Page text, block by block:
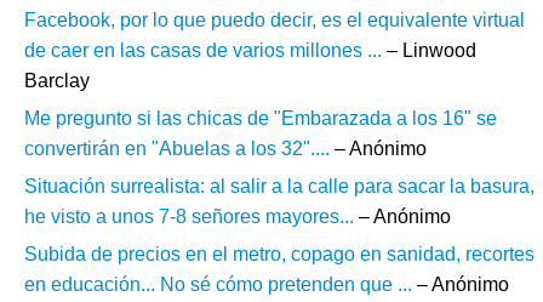
Facebook, por lo que puedo decir, es el equivalente virtual
de caer en las casas de varios millones ... – Linwood
Barclay
Me pregunto si las chicas de "Embarazada a los 16" se
convertirán en "Abuelas a los 32".... – Anónimo
Situación surrealista: al salir a la calle para sacar la basura,
he visto a unos 7-8 señores mayores... – Anónimo
Subida de precios en el metro, copago en sanidad, recortes
en educación... No sé cómo pretenden que ... – Anónimo